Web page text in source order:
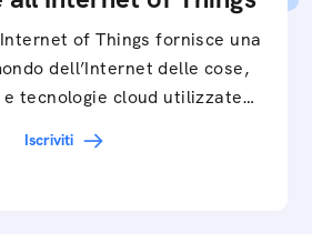
of Things fornisce una
dell’Internet delle cose,
tecnologie cloud utilizzate
Iscriviti